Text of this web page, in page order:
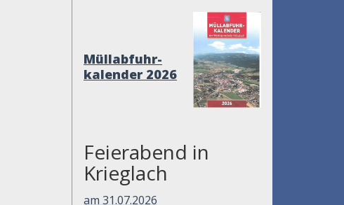
Müllabfuhr-
kalender 2026
Feierabend in
Krieglach
am 31.07.2026